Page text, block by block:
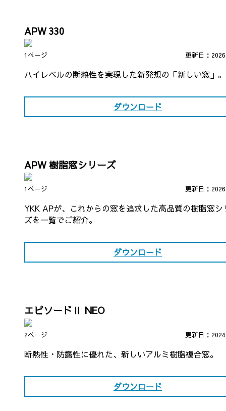
APW 330
1ページ 更新日：
ハイレベルの断熱性を実現した新発想の「新しい窓」。
ダウンロード
APW 樹脂窓シリーズ
1ページ 更新日：
YKK APが、これからの窓を追求した高品質の樹脂窓シ
ズを一覧でご紹介。
ダウンロード
エピソードⅡ NEO
2ページ 更新日：
断熱性・防露性に優れた、新しいアルミ樹脂複合窓。
ダウンロード